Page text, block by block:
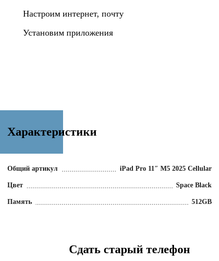
Настроим интернет, почту
Установим приложения
Характеристики
Общий артикул iPad Pro 11″ M5 2025 Cellular
Цвет Space Black
Память 512GB
Сдать старый телефон